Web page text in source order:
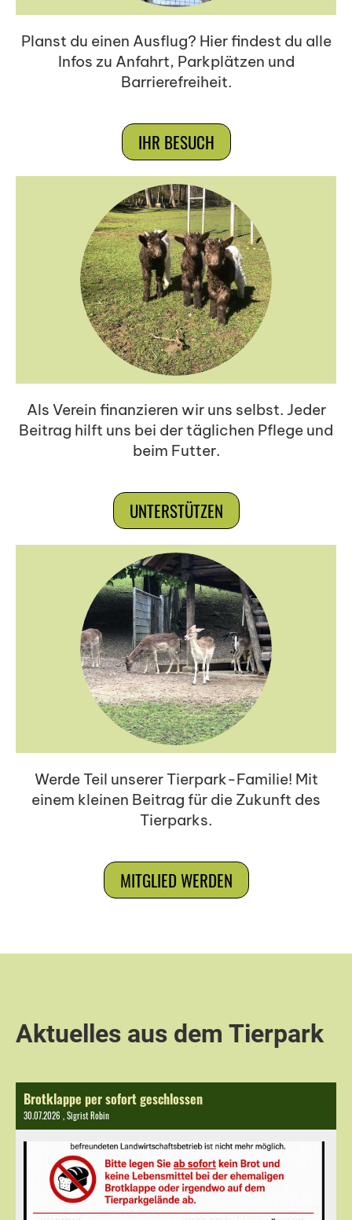
Planst du einen Ausflug? Hier findest du alle
Infos zu Anfahrt, Parkplätzen und
Barrierefreiheit.
IHR BESUCH
Als Verein finanzieren wir uns selbst. Jeder
Beitrag hilft uns bei der täglichen Pflege und
beim Futter.
UNTERSTÜTZEN
Werde Teil unserer Tierpark-Familie! Mit
einem kleinen Beitrag für die Zukunft des
Tierparks.
MITGLIED WERDEN
Aktuelles aus dem Tierpark
Brotklappe per sofort geschlossen
30.07.2026 , Sigrist Robin